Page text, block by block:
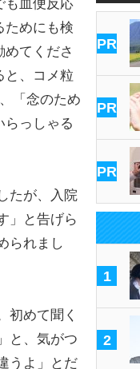
も血便反応
ためにも検
てくださ
と、コメ粒
「念のため
らっしゃる
たが、入院
」と告げら
られまし
初めて聞く
と、気がつ
うよ」とだ
PR
PR
PR
1
2